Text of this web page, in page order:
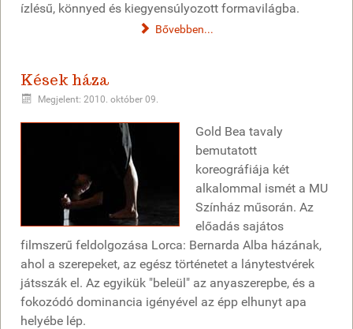
ízlésű, könnyed és kiegyensúlyozott formavilágba.
Bővebben...
Kések háza
Megjelent: 2010. október 09.
Gold Bea tavaly
bemutatott
koreográfiája két
alkalommal ismét a MU
Színház műsorán. Az
előadás sajátos
filmszerű feldolgozása Lorca: Bernarda Alba házának,
ahol a szerepeket, az egész történetet a lánytestvérek
játsszák el. Az egyikük "beleül" az anyaszerepbe, és a
fokozódó dominancia igényével az épp elhunyt apa
helyébe lép.